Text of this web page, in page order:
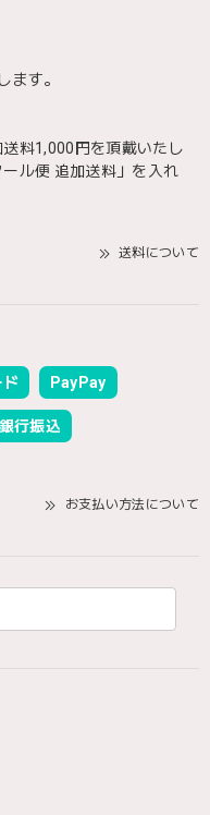
ます。
料1,000円を頂戴いたし
ル便 追加送料」を入れ
送料について
ド PayPay
銀行振込
お支払い方法について